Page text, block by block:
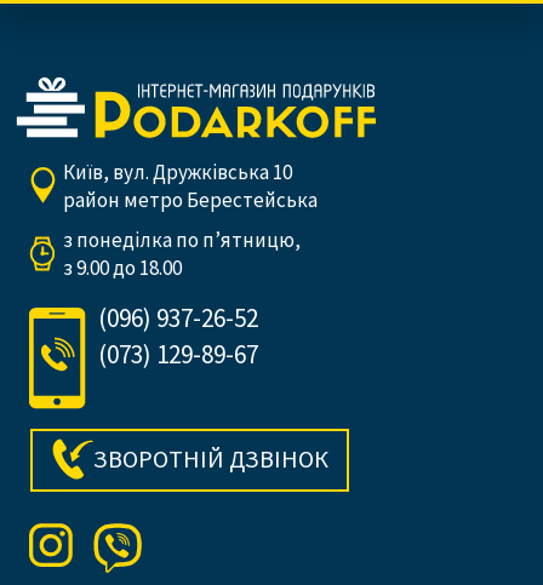
Київ, вул. Дружківська 10
район метро Берестейська
з понеділка по п’ятницю,
з 9.00 до 18.00
(096) 937-26-52
(073) 129-89-67
ЗВОРОТНІЙ ДЗВІНОК